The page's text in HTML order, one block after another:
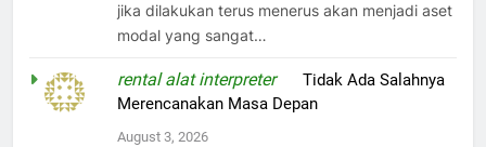
jika dilakukan terus menerus akan menjadi aset
modal yang sangat…
rental alat interpreteronTidak Ada Salahnya
Merencanakan Masa Depan
August 3, 2026